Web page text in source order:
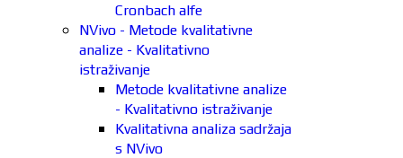
Cronbach alfe
NVivo - Metode kvalitativne
analize - Kvalitativno
istraživanje
Metode kvalitativne analize
- Kvalitativno istraživanje
Kvalitativna analiza sadržaja
s NVivo